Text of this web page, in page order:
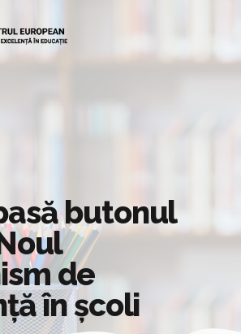
butonul
de
în școli